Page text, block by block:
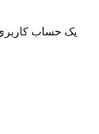
یک حساب کاربری